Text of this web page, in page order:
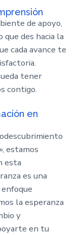
de apoyo,
que des hacia la
cada avance te
tener
contigo.
en
estamos
esta
es una
la esperanza
y
en tu